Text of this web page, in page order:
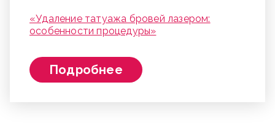
«Удаление татуажа бровей лазером:
особенности процедуры»
Подробнее